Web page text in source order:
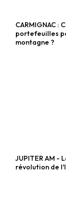
Fonds actions
CARMIGNAC :
portefeuilles
montagne ?
Fonds actions
JUPITER AM -
révolution de